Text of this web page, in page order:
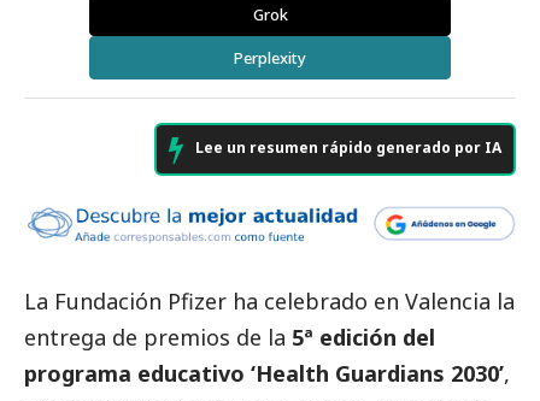
Grok
Perplexity
Lee un resumen rápido generado por IA
La Fundación Pfizer ha celebrado en Valencia la
entrega de premios de la 5ª edición del
programa educativo ‘Health Guardians 2030’,